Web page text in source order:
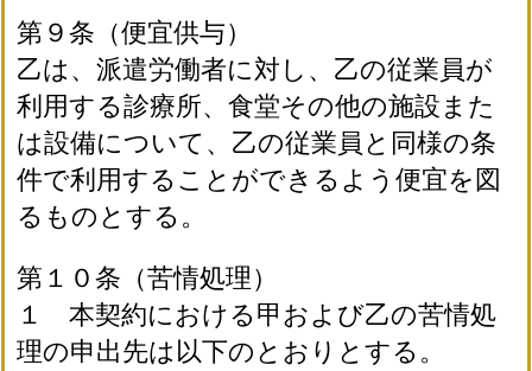
第９条（便宜供与）
乙は、派遣労働者に対し、乙の従業員が
利用する診療所、食堂その他の施設また
は設備について、乙の従業員と同様の条
件で利用することができるよう便宜を図
るものとする。
第１０条（苦情処理）
１ 本契約における甲および乙の苦情処
理の申出先は以下のとおりとする。